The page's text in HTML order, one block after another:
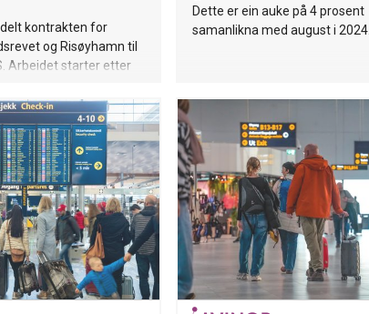
kontrakten for
og Risøyhamn til
Arbeidet starter etter
og
i Vesterålen.
Dette er ein auke på 4 prosent
samanlikna med august i 2024.